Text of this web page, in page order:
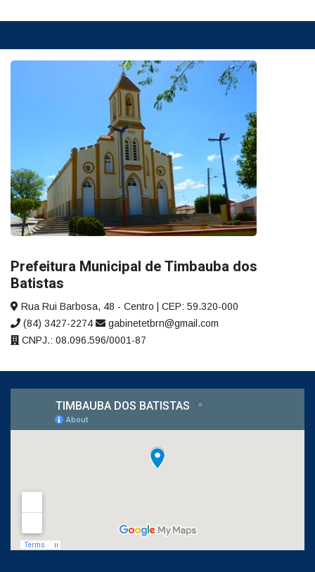
Prefeitura Municipal de Timbauba dos
Batistas
Rua Rui Barbosa, 48 - Centro | CEP: 59.320-000
(84) 3427-2274
gabinetetbrn@gmail.com
CNPJ.: 08.096.596/0001-87